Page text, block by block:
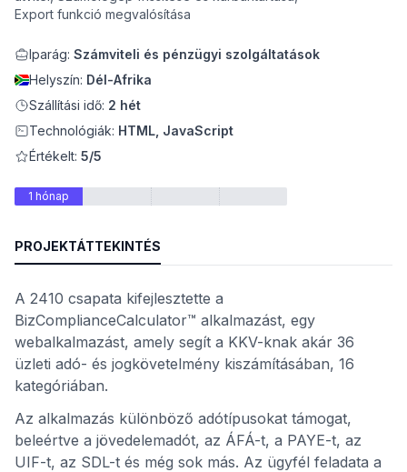
Export funkció megvalósítása
Iparág: Számviteli és pénzügyi szolgáltatások
Helyszín: Dél-Afrika
Szállítási idő: 2 hét
Technológiák: HTML, JavaScript
Értékelt: 5/5
1 hónap
PROJEKTÁTTEKINTÉS
A 2410 csapata kifejlesztette a
BizComplianceCalculator™ alkalmazást, egy
webalkalmazást, amely segít a KKV-knak akár 36
üzleti adó- és jogkövetelmény kiszámításában, 16
kategóriában.
Az alkalmazás különböző adótípusokat támogat,
beleértve a jövedelemadót, az ÁFÁ-t, a PAYE-t, az
UIF-t, az SDL-t és még sok más. Az ügyfél feladata a